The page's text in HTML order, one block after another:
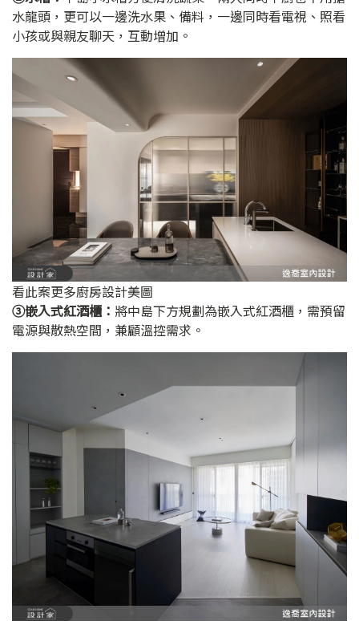
水龍頭，更可以一邊洗水果、備料，一邊同時看電視、照看
小孩或與親友聊天，互動增加。
看此案更多廚房設計美圖
➂嵌入式紅酒櫃： 將中島下方規劃為嵌入式紅酒櫃，需預留
電源與散熱空間，兼顧溫控需求。